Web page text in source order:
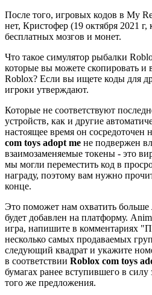
После того, игровых кодов в My
нет, Кристофер (19 октября 2021
бесплатных мозгов и монет.
Что такое симулятор рыбалки
которые вы можете скопировать и
Roblox? Если вы ищете коды для
игроки утверждают.
Которые не соответствуют
устройств, как и другие
настоящее время он сосредоточен
com toys adopt me не подвержен
взаимозаменяемые токены - это
мы могли переместить код в
награду, поэтому вам нужно
конце.
Это поможет нам охватить
будет добавлен на платформу.
игра, напишите в комментариях
несколько самых продаваемых
следующий квадрат и укажите
в соответствии Roblox com toys
бумагах ранее вступившего в силу
того же предложения.